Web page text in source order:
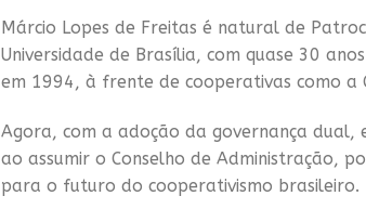
Márcio Lopes de Freitas é natural de
Universidade de Brasília, com quase 30
em 1994, à frente de cooperativas como a
Agora, com a adoção da governança dual,
ao assumir o Conselho de Administração,
para o futuro do cooperativismo brasileiro.